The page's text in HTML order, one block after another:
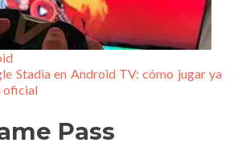
Stadia en Android TV: cómo jugar ya
oficial
Pass